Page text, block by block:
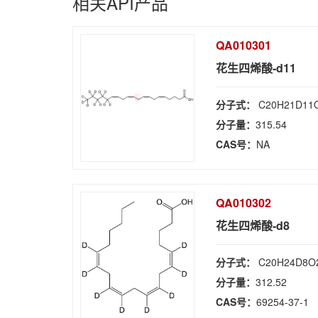
QA010301
花生四烯酸-d11
分子式：
分子量：315.54
CAS号： NA
QA010302
花生四烯酸-d8
分子式：
分子量：312.52
CAS号：69254-37-1